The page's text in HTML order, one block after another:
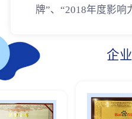
牌”、“2018年度影响
企